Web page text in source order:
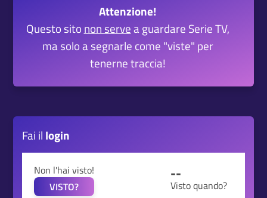
Attenzione!
Questo sito non servea guardare Serie TV,
ma solo a segnarle come "viste" per
tenerne traccia!
Fai il login
Non l'hai visto!
VISTO?
--
Visto quando?